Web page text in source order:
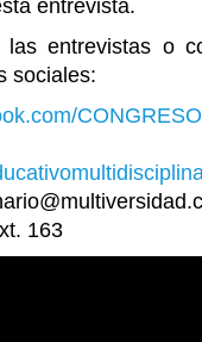
entrevista.
entrevistas o
sociales:
163